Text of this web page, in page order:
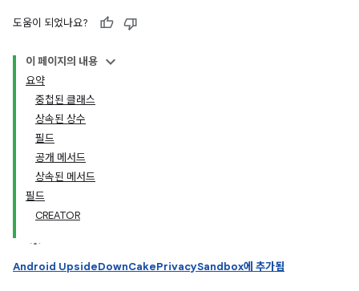
도움이 되었나요?
이 페이지의 내용
요약
중첩된 클래스
상속된 상수
필드
공개 메서드
상속된 메서드
필드
CREATOR
Android UpsideDownCakePrivacySandbox에 추가됨